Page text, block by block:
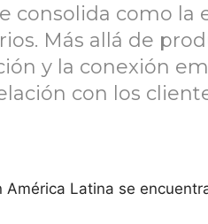
consolida como la
Más allá de
y la conexión
con los
Latina se